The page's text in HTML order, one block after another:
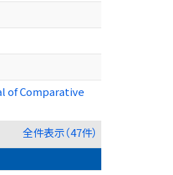
of Comparative
全件表示（47件）